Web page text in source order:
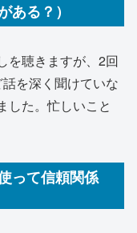
ある？）
を聴きますが、2回
を深く聞けていな
した。忙しいこと
って信頼関係